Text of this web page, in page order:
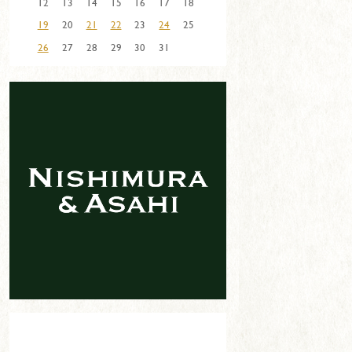
19
20 21 22 23 24
25
26
27 28 29 30 31